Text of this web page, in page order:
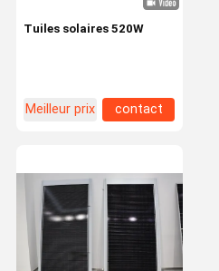
Tuiles solaires 520W
Meilleur prix contact